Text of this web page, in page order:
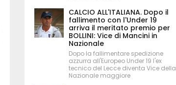
CALCIO ALL'ITALIANA. Dopo il
fallimento con l'Under 19
arriva il meritato premio per
BOLLINI: Vice di Mancini in
Nazionale
Dopo la fallimentare spedizione
azzurra all'Europeo Under 19 l'ex
tecnico del Lecce diventa Vice della
Nazionale maggiore